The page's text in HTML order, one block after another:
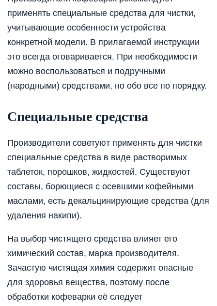
применять специальные средства для чистки,
учитывающие особенности устройства
конкретной модели. В прилагаемой инструкции
это всегда оговаривается. При необходимости
можно воспользоваться и подручными
(народными) средствами, но обо все по порядку.
Специальные средства
Производители советуют применять для чистки
специальные средства в виде растворимых
таблеток, порошков, жидкостей. Существуют
составы, борющиеся с осевшими кофейными
маслами, есть декальцинирующие средства (для
удаления накипи).
На выбор чистящего средства влияет его
химический состав, марка производителя.
Зачастую чистящая химия содержит опасные
для здоровья вещества, поэтому после
обработки кофеварки её следует